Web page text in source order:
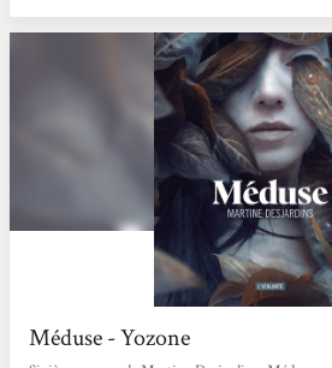
Méduse - Yozone